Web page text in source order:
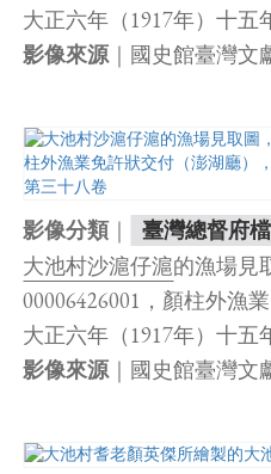
大正六年（1917年）十五
影像來源｜國史館臺灣文
影像分類｜ 臺灣總督府
大池村沙滬仔滬的漁場見
00006426001，顏柱外漁
大正六年（1917年）十五
影像來源｜國史館臺灣文